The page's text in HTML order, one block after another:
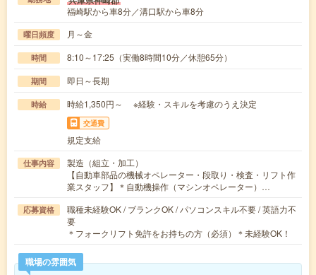
福崎駅から車8分／溝口駅から車8分
曜日頻度 月～金
時間 8:10～17:25（実働8時間10分／休憩65分）
期間 即日～長期
時給 時給1,350円～ ※経験・スキルを考慮のうえ決定
交通費
規定支給
仕事内容
製造（組立・加工）
【自動車部品の機械オペレーター・段取り・検査・リフト作
業スタッフ】＊自動機操作（マシンオペレーター）…
応募資格
職種未経験OK / ブランクOK / パソコンスキル不要 / 英語力不
要
＊フォークリフト免許をお持ちの方（必須）＊未経験OK！
職場の雰囲気